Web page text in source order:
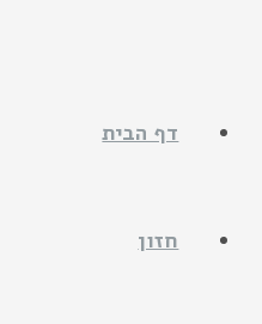
דף הבית
חזון